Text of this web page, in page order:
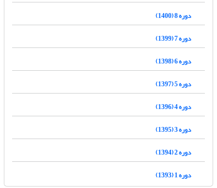
دوره 8 (1400)
دوره 7 (1399)
دوره 6 (1398)
دوره 5 (1397)
دوره 4 (1396)
دوره 3 (1395)
دوره 2 (1394)
دوره 1 (1393)